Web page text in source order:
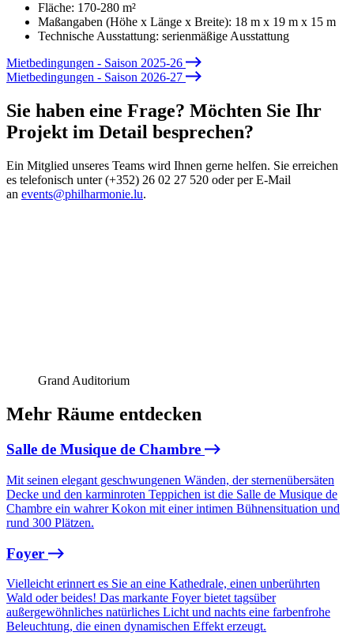
Fläche: 170-280 m²
Maßangaben (Höhe x Länge x Breite): 18 m x 19 m x 15 m
Technische Ausstattung: serienmäßige Ausstattung
Mietbedingungen - Saison 2025-26
Mietbedingungen - Saison 2026-27
Sie haben eine Frage? Möchten Sie Ihr
Projekt im Detail besprechen?
Ein Mitglied unseres Teams wird Ihnen gerne helfen. Sie erreichen
es telefonisch unter (+352) 26 02 27 520 oder per E-Mail
an events@philharmonie.lu.
Grand Auditorium
Mehr Räume entdecken
Salle de Musique de Chambre
Mit seinen elegant geschwungenen Wänden, der sternenübersäten
Decke und den karminroten Teppichen ist die Salle de Musique de
Chambre ein wahrer Kokon mit einer intimen Bühnensituation und
rund 300 Plätzen.
Foyer
Vielleicht erinnert es Sie an eine Kathedrale, einen unberührten
Wald oder beides! Das markante Foyer bietet tagsüber
außergewöhnliches natürliches Licht und nachts eine farbenfrohe
Beleuchtung, die einen dynamischen Effekt erzeugt.